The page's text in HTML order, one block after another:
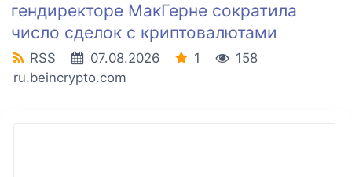
гендиректоре МакГерне сократила
число сделок с криптовалютами
RSS 07.08.2026 1
158
ru.beincrypto.com